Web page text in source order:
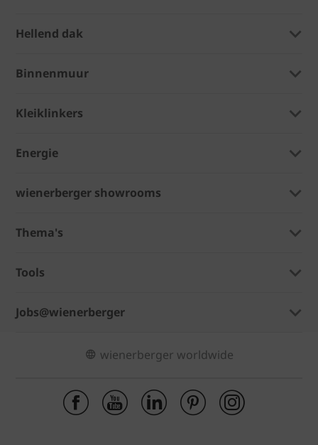
Hellend dak
Binnenmuur
Kleiklinkers
Energie
wienerberger showrooms
Thema's
Tools
Jobs@wienerberger
wienerberger worldwide